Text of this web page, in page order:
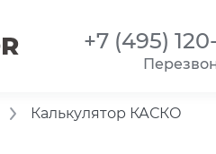
+7 (495)
Калькулятор КАСКО